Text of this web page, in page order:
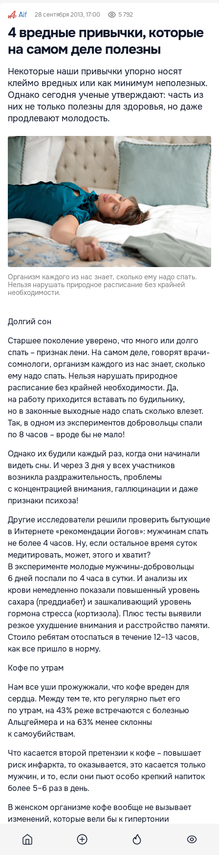
Aif 28 сентября 2013, 17:00 5 792
4 вредные привычки, которые
на самом деле полезны
Некоторые наши привычки упорно носят
клеймо вредных или как минимум неполезных.
Однако сегодня ученые утверждают: часть из
них не только полезны для здоровья, но даже
продлевают молодость.
Организм каждого из нас знает, сколько ему надо спать.
Нельзя нарушать природное расписание без крайней
необходимости.
Долгий сон
Старшее поколение уверено, что много или долго
спать – признак лени. На самом деле, говорят врачи-
сомнологи, организм каждого из нас знает, сколько
ему надо спать. Нельзя нарушать природное
расписание без крайней необходимости. Да,
на работу приходится вставать по будильнику,
но в законные выходные надо спать сколько влезет.
Так, в одном из экспериментов добровольцы спали
по 8 часов – вроде бы не мало!
Однако их будили каждый раз, когда они начинали
видеть сны. И через 3 дня у всех участников
возникла раздражительность, проблемы
с концентрацией внимания, галлюцинации и даже
признаки психоза!
Другие исследователи решили проверить бытующие
в Интернете «рекомендации йогов»: мужчинам спать
не более 4 часов. Ну, если остальное время суток
медитировать, может, этого и хватит?
В эксперименте молодые мужчины-добровольцы
6 дней поспали по 4 часа в сутки. И анализы их
крови немедленно показали повышенный уровень
сахара (преддиабет) и зашкаливающий уровень
гормона стресса (кортизола). Плюс тесты выявили
резкое ухудшение внимания и расстройство памяти.
Стоило ребятам отоспаться в течение 12–13 часов,
как все пришло в норму.
Кофе по утрам
Нам все уши прожужжали, что кофе вреден для
сердца. Между тем те, кто регулярно пьет его
по утрам, на 43% реже встречаются с болезнью
Альцгеймера и на 63% менее склонны
к самоубийствам.
Что касается второй претензии к кофе – повышает
риск инфаркта, то оказывается, это касается только
мужчин, и то, если они пьют особо крепкий напиток
более 5–6 раз в день.
В женском организме кофе вообще не вызывает
изменений, которые вели бы к гипертонии